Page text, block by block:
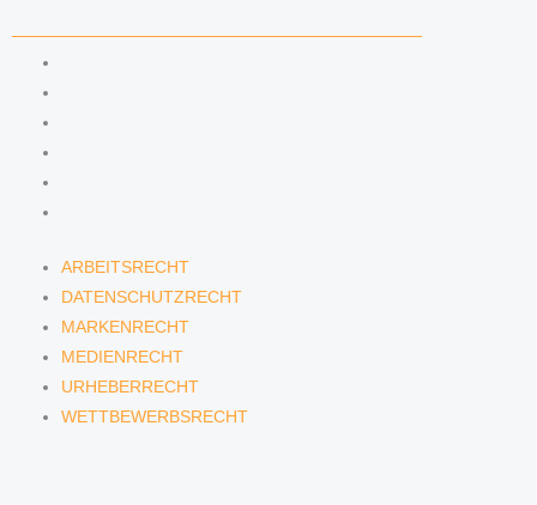
ARBEITSRECHT
DATENSCHUTZRECHT
MARKENRECHT
MEDIENRECHT
URHEBERRECHT
WETTBEWERBSRECHT